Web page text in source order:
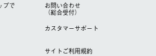
プで
お問い合わせ
（総合受付）
カスタマーサポート
サイトご利用規約